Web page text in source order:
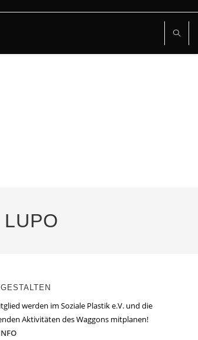
werden im Soziale Plastik e.V. und die
Aktivitäten des Waggons mitplanen!